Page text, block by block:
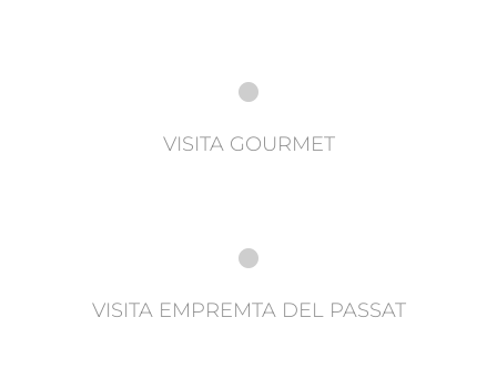
VISITA GOURMET
VISITA EMPREMTA DEL PASSAT